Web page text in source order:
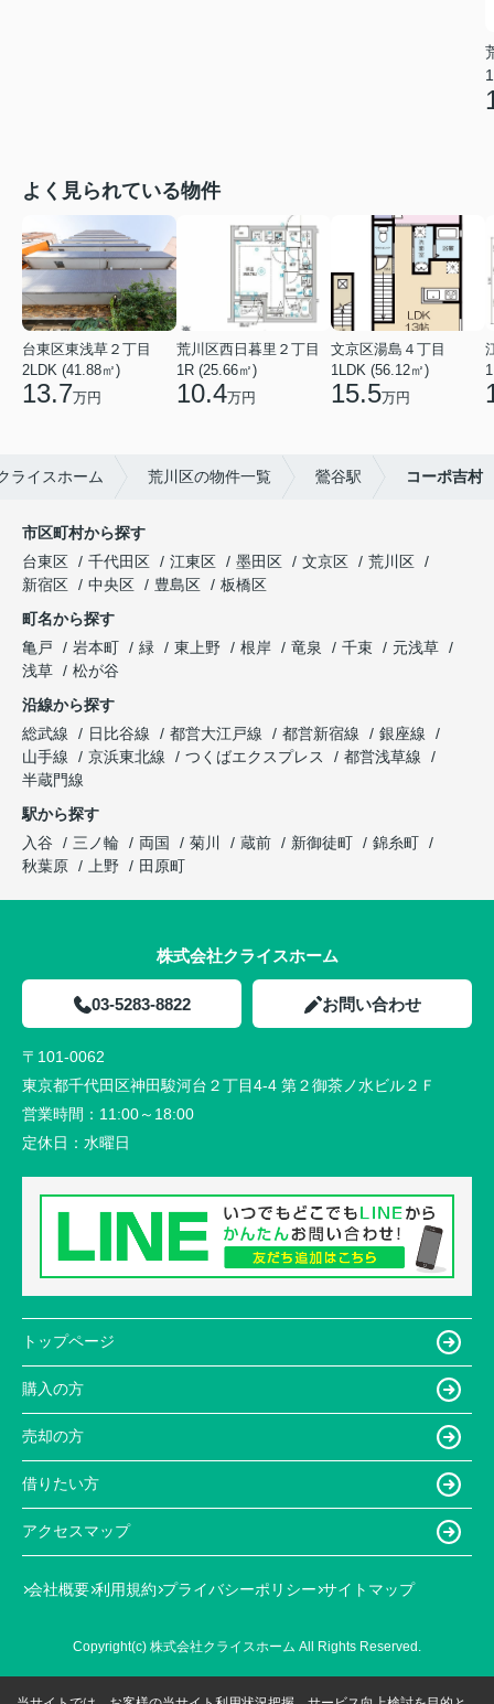
よく見られている物件
台東区東浅草２丁目
2LDK (41.88㎡)
13.7万円
荒川区西日暮里２丁目
1R (25.66㎡)
10.4万円
文京区湯島４丁目
1LDK (56.12㎡)
15.5万円
ライスホーム 荒川区の物件一覧 鶯谷駅 コーポ吉村
市区町村から探す
台東区
千代田区 江東区 墨田区 文京区
荒川区
新宿区
中央区 豊島区
板橋区
町名から探す
亀戸
岩本町 緑 東上野 根岸 竜泉 千束
元浅草
浅草
松が谷
沿線から探す
総武線
日比谷線 都営大江戸線 都営新宿線
銀座線
山手線
京浜東北線 つくばエクスプレス
都営浅草線
半蔵門線
駅から探す
入谷
三ノ輪 両国 菊川 蔵前 新御徒町
錦糸町
秋葉原
上野 田原町
株式会社クライスホーム
03-5283-8822 お問い合わせ
〒101-0062
東京都千代田区神田駿河台２丁目4-4 第２御茶ノ水ビル２Ｆ
営業時間： 11:00～18:00
定休日： 水曜日
トップページ
購入の方
売却の方
借りたい方
アクセスマップ
会社概要 利用規約 プライバシーポリシー サイトマップ
Copyright(c) 株式会社クライスホーム All Rights Reserved.